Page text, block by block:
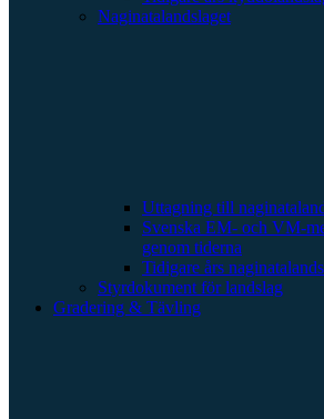
Naginatalandslaget
Uttagning till
Svenska EM- och VM-
genom tiderna
Tidigare års
Styrdokument för landslag
Gradering & Tävling